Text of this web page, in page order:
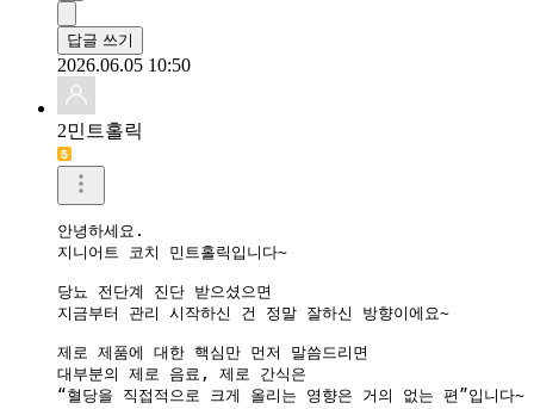
답글 쓰기
2026.06.05 10:50
2민트홀릭
안녕하세요.
지니어트 코치 민트홀릭입니다~
당뇨 전단계 진단 받으셨으면
지금부터 관리 시작하신 건 정말 잘하신 방향이에요~
제로 제품에 대한 핵심만 먼저 말씀드리면
대부분의 제로 음료, 제로 간식은
“혈당을 직접적으로 크게 올리는 영향은 거의 없는 편”입니다~